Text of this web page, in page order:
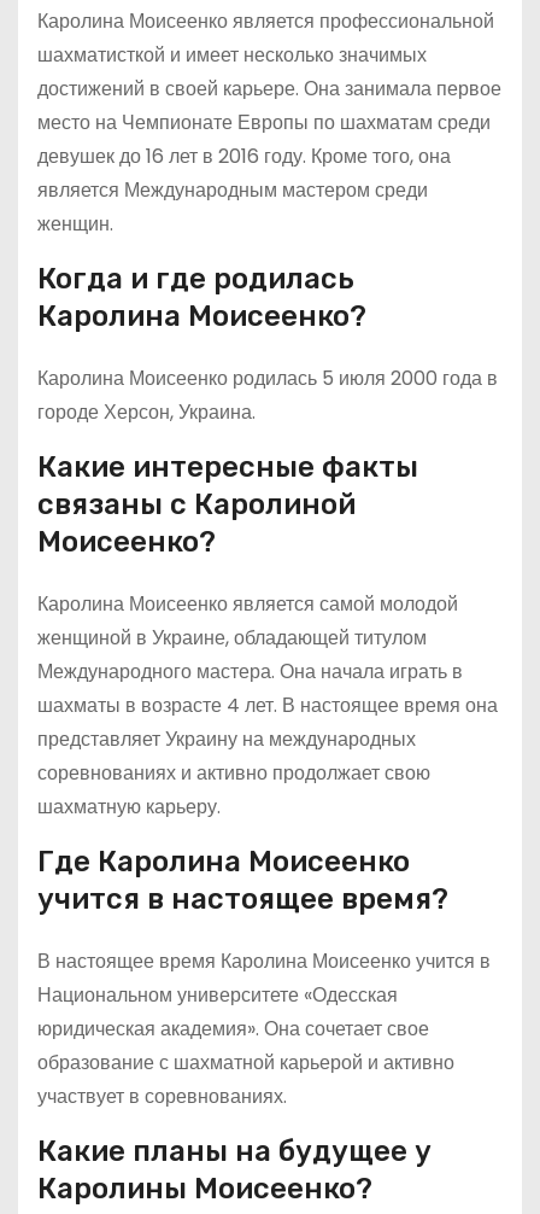
Каролина Моисеенко является профессиональной
шахматисткой и имеет несколько значимых
достижений в своей карьере. Она занимала первое
место на Чемпионате Европы по шахматам среди
девушек до 16 лет в 2016 году. Кроме того, она
является Международным мастером среди
женщин.
Когда и где родилась
Каролина Моисеенко?
Каролина Моисеенко родилась 5 июля 2000 года в
городе Херсон, Украина.
Какие интересные факты
связаны с Каролиной
Моисеенко?
Каролина Моисеенко является самой молодой
женщиной в Украине, обладающей титулом
Международного мастера. Она начала играть в
шахматы в возрасте 4 лет. В настоящее время она
представляет Украину на международных
соревнованиях и активно продолжает свою
шахматную карьеру.
Где Каролина Моисеенко
учится в настоящее время?
В настоящее время Каролина Моисеенко учится в
Национальном университете «Одесская
юридическая академия». Она сочетает свое
образование с шахматной карьерой и активно
участвует в соревнованиях.
Какие планы на будущее у
Каролины Моисеенко?